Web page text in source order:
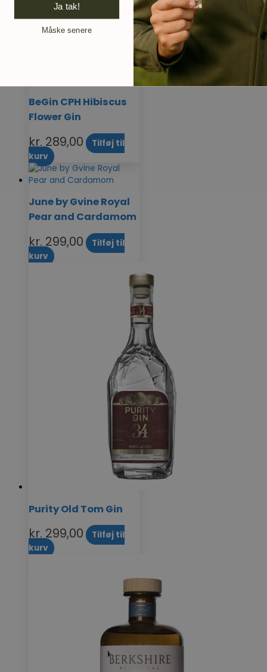
Produkter du tidligere har set
BeGin CPH Hibiscus
Flower Gin
kr. 289,00
Tilføj til
kurv
June by Gvine Royal
Pear and Cardamom
kr. 299,00
Tilføj til
kurv
Purity Old Tom Gin
kr. 299,00
Tilføj til
kurv
Ja tak!
Måske senere